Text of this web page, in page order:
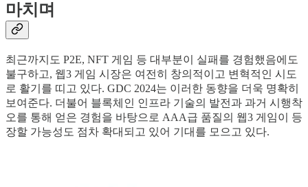
마치며
최근까지도 P2E, NFT 게임 등 대부분이 실패를 경험했음에도
불구하고, 웹3 게임 시장은 여전히 창의적이고 변혁적인 시도
로 활기를 띠고 있다. GDC 2024는 이러한 동향을 더욱 명확히
보여준다. 더불어 블록체인 인프라 기술의 발전과 과거 시행착
오를 통해 얻은 경험을 바탕으로 AAA급 품질의 웹3 게임이 등
장할 가능성도 점차 확대되고 있어 기대를 모으고 있다.